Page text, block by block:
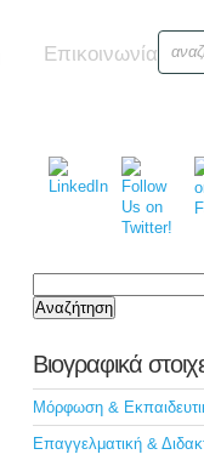
Επικοινωνία
για:
Βιογραφικά
Μόρφωση &
Επαγγελματική &